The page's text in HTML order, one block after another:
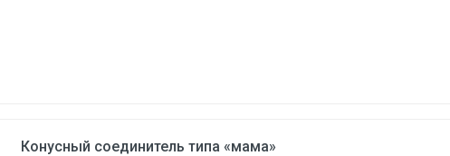
Конусный соединитель типа «мама»